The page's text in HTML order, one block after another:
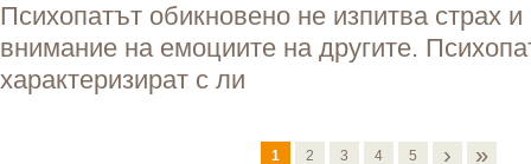
Психопатът обикновено не изпитва страх
внимание на емоциите на другите.
характеризират с ли
1 2 3 4 5 › »